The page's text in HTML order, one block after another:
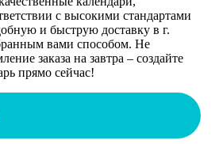
с высокими стандартами
и быструю доставку в г.
вами способом. Не
заказа на завтра – создайте
прямо сейчас!